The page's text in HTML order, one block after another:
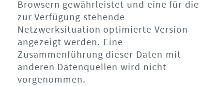
Browsern gewährleistet und eine für die
zur Verfügung stehende
Netzwerksituation optimierte Version
angezeigt werden. Eine
Zusammenführung dieser Daten mit
anderen Datenquellen wird nicht
vorgenommen.